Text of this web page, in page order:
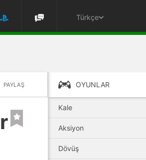
Türkçe
PAYLAŞ OYUNLAR
Kale
Aksiyon
Dövüş